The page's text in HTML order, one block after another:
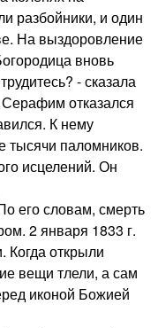
разбойники, и один
На выздоровление
вновь
- сказала
отказался
К нему
тысячи паломников.
исцелений. Он
его словам, смерть
2 января 1833 г.
Когда открыли
вещи тлели, а сам
иконой Божией